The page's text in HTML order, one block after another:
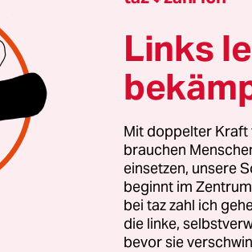
der wichtigsten und
hat Impfstoff gegen Corona
für die Ukraine gesichert
in Europa
sich als „Kommissar der
möglich machte,
EU-Kommission, die im
soll, wird Breton nicht mehr
Links
Mit doppelter Kraft
brauchen
einsetzen, unsere
beginnt im
bei taz zahl ich
die linke,
bevor sie